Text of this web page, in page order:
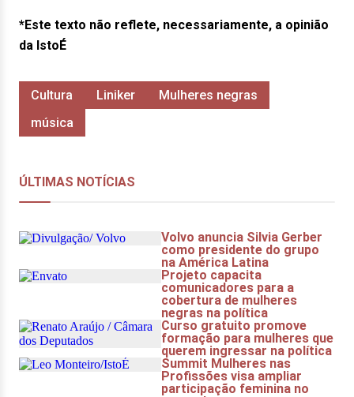
*Este texto não reflete, necessariamente, a opinião
da IstoÉ
Cultura Liniker
Mulheres negras
música